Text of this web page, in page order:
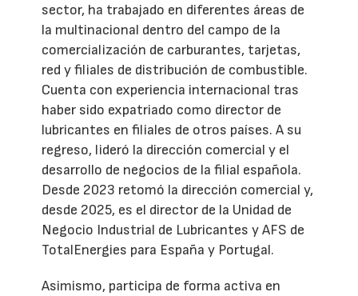
sector, ha trabajado en diferentes áreas de
la multinacional dentro del campo de la
comercialización de carburantes, tarjetas,
red y filiales de distribución de combustible.
Cuenta con experiencia internacional tras
haber sido expatriado como director de
lubricantes en filiales de otros países. A su
regreso, lideró la dirección comercial y el
desarrollo de negocios de la filial española.
Desde 2023 retomó la dirección comercial y,
desde 2025, es el director de la Unidad de
Negocio Industrial de Lubricantes y AFS de
TotalEnergies para España y Portugal.
Asimismo, participa de forma activa en